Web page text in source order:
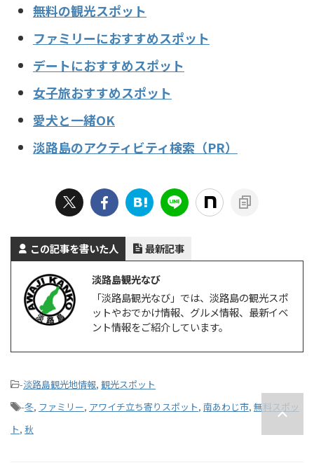
無料の観光スポット
ファミリーにおすすめスポット
デートにおすすめスポット
女子旅おすすめスポット
愛犬と一緒OK
淡路島のアクティビティ検索（PR）
この記事を書いた人 最新記事
淡路島観光なび
「淡路島観光なび」では、淡路島の観光スポ
ットやおでかけ情報、グルメ情報、最新イベ
ント情報をご紹介しています。
-淡路島観光地情報, 観光スポット
-冬, ファミリー, アワイチ立ち寄りスポット, 南あわじ市, 無料スポッ
ト, 秋